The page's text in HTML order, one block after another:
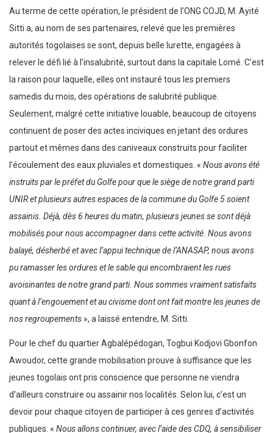
Au terme de cette opération, le président de l’ONG COJD, M. Ayité
Sitti a, au nom de ses partenaires, relevé que les premières
autorités togolaises se sont, depuis belle lurette, engagées à
relever le défi lié à l’insalubrité, surtout dans la capitale Lomé. C’est
la raison pour laquelle, elles ont instauré tous les premiers
samedis du mois, des opérations de salubrité publique.
Seulement, malgré cette initiative louable, beaucoup de citoyens
continuent de poser des actes inciviques en jetant des ordures
partout et mêmes dans des caniveaux construits pour faciliter
l’écoulement des eaux pluviales et domestiques. « Nous avons été
instruits par le préfet du Golfe pour que le siège de notre grand parti
UNIR et plusieurs autres espaces de la commune du Golfe 5 soient
assainis. Déjà, dès 6 heures du matin, plusieurs jeunes se sont déjà
mobilisés pour nous accompagner dans cette activité. Nous avons
balayé, désherbé et avec l’appui technique de l’ANASAP, nous avons
pu ramasser les ordures et le sable qui encombraient les rues
avoisinantes de notre grand parti. Nous sommes vraiment satisfaits
quant à l’engouement et au civisme dont ont fait montre les jeunes de
nos regroupements », a laissé entendre, M. Sitti.
Pour le chef du quartier Agbalépédogan, Togbui Kodjovi Gbonfon
Awoudor, cette grande mobilisation prouve à suffisance que les
jeunes togolais ont pris conscience que personne ne viendra
d’ailleurs construire ou assainir nos localités. Selon lui, c’est un
devoir pour chaque citoyen de participer à ces genres d’activités
publiques. « Nous allons continuer, avec l’aide des CDQ, à sensibiliser